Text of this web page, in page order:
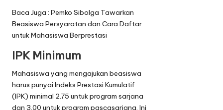
Baca Juga : Pemko Sibolga Tawarkan
Beasiswa Persyaratan dan Cara Daftar
untuk Mahasiswa Berprestasi
IPK Minimum
Mahasiswa yang mengajukan beasiswa
harus punyai Indeks Prestasi Kumulatif
(IPK) minimal 2.75 untuk program sarjana
dan 3.00 untuk program pascasarjana. Ini